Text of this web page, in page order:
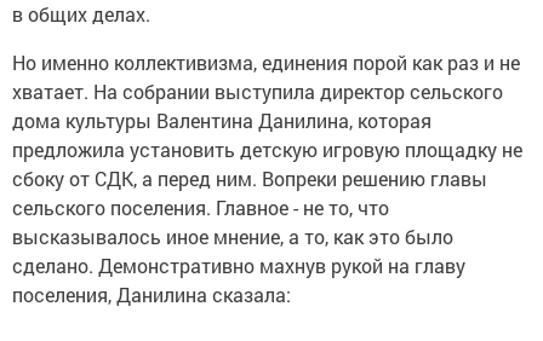
в общих делах.
Но именно коллективизма, единения порой как раз и не
хватает. На собрании выступила директор сельского
дома культуры Валентина Данилина, которая
предложила установить детскую игровую площадку не
сбоку от СДК, а перед ним. Вопреки решению главы
сельского поселения. Главное - не то, что
высказывалось иное мнение, а то, как это было
сделано. Демонстративно махнув рукой на главу
поселения, Данилина сказала: